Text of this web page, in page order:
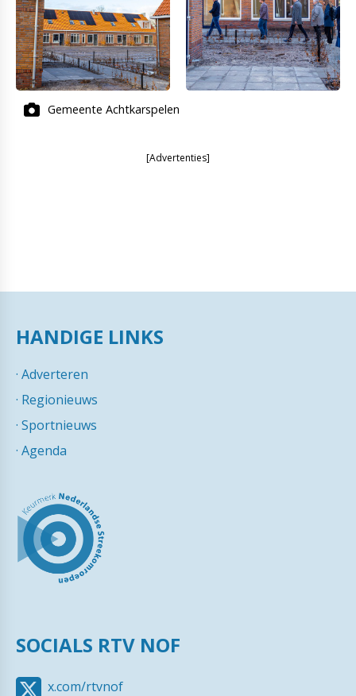
Gemeente Achtkarspelen
[Advertenties]
HANDIGE LINKS
· Adverteren
· Regionieuws
· Sportnieuws
· Agenda
SOCIALS RTV NOF
x.com/rtvnof